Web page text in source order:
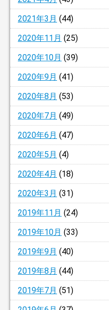
2021年3月 (44)
2020年11月 (25)
2020年10月 (39)
2020年9月 (41)
2020年8月 (53)
2020年7月 (49)
2020年6月 (47)
2020年5月 (4)
2020年4月 (18)
2020年3月 (31)
2019年11月 (24)
2019年10月 (33)
2019年9月 (40)
2019年8月 (44)
2019年7月 (51)